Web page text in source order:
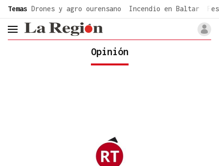
Temas Drones y agro ourensano Incendio en Baltar
header.menu.open
Opinión